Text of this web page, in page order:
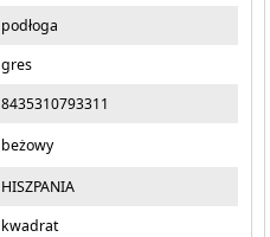
podłoga
gres
8435310793311
beżowy
HISZPANIA
kwadrat